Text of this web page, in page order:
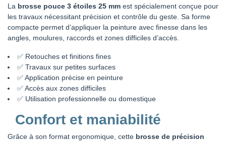
La brosse pouce 3 étoiles 25 mm est spécialement conçue pour
les travaux nécessitant précision et contrôle du geste. Sa forme
compacte permet d’appliquer la peinture avec finesse dans les
angles, moulures, raccords et zones difficiles d’accès.
✅ Retouches et finitions fines
✅ Travaux sur petites surfaces
✅ Application précise en peinture
✅ Accès aux zones difficiles
✅ Utilisation professionnelle ou domestique
Confort et maniabilité
Grâce à son format ergonomique, cette brosse de précision